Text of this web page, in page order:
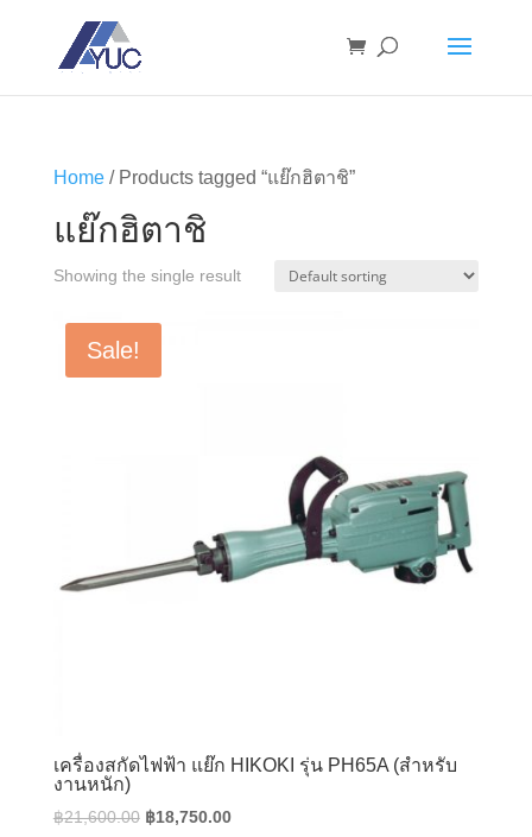
Home/ Products tagged “แย๊กฮิตาชิ”
แย๊กฮิตาชิ
Showing the single result
Sale!
เครื่องสกัดไฟฟ้า แย๊ก HIKOKI รุ่น PH65A (สำหรับ
งานหนัก)
฿21,600.00 Original
฿18,750.00Current